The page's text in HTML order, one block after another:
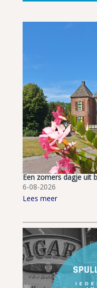
Een zomers dagje uit
6-08-2026
Lees meer